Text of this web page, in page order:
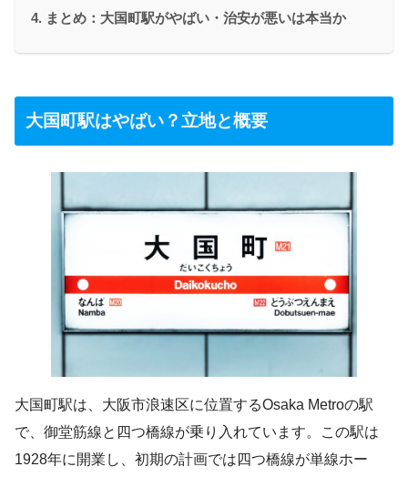
まとめ：大国町駅がやばい・治安が悪いは本当か
大国町駅はやばい？立地と概要
大国町駅は、大阪市浪速区に位置するOsaka Metroの駅
で、御堂筋線と四つ橋線が乗り入れています。この駅は
1928年に開業し、初期の計画では四つ橋線が単線ホー